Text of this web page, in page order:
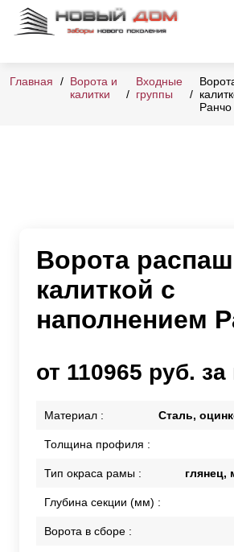
Главная
Ворота и
калитки
Входные
группы
Ранчо
Ворота
калиткой с
наполнением
от 110965 руб. за
Материал : Сталь,
Толщина профиля :
Тип окраса рамы : глянец,
Глубина секции (мм) :
Ворота в сборе :